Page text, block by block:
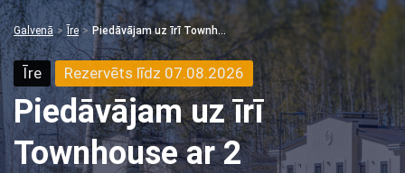
Galvenā Īre Piedāvājam uz īrī Townhouse ar 2 guļamistabām
Īre Rezervēts līdz 07.08.2026
Piedāvājam uz īrī
Townhouse ar 2